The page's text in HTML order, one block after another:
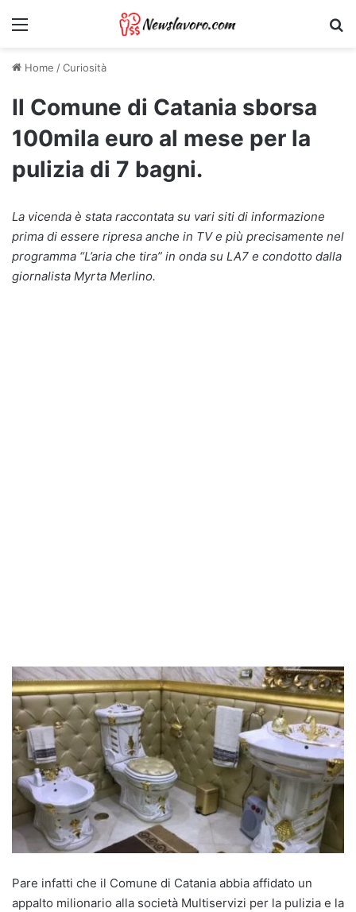
Menu
Home /Curiosità
Il Comune di Catania sborsa
100mila euro al mese per la
pulizia di 7 bagni.
La vicenda è stata raccontata su vari siti di informazione
prima di essere ripresa anche in TV e più precisamente nel
programma “L’aria che tira” in onda su LA7 e condotto dalla
giornalista Myrta Merlino.
Pare infatti che il Comune di Catania abbia affidato un
appalto milionario alla società Multiservizi per la pulizia e la